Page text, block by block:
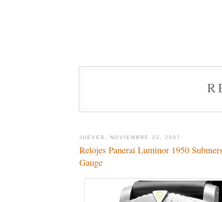
JUEVES, NOVIEMBRE 22, 2007
Relojes Panerai Luminor 1950
Gauge